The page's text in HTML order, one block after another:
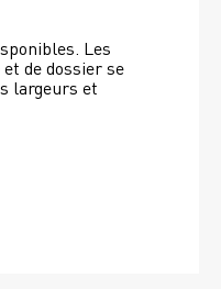
Les
de dossier se
largeurs et